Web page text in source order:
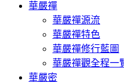
華嚴禪
華嚴禪源流
華嚴禪特色
華嚴禪修行藍圖
華嚴禪觀全程一
華嚴密